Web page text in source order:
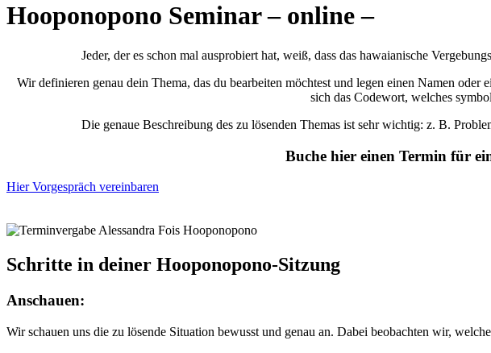
Hooponopono Seminar – online –
Jeder, der es schon mal ausprobiert hat, weiß, dass das hawaianische
Wir definieren genau dein Thema, das du bearbeiten möchtest und legen einen Namen
sich das Codewort, welches
Die genaue Beschreibung des zu lösenden Themas ist sehr wichtig: z. B.
Buche hier einen Termin für
Hier Vorgespräch vereinbaren
Schritte in deiner Hooponopono-Sitzung
Anschauen:
Wir schauen uns die zu lösende Situation bewusst und genau an. Dabei beobachten wir,